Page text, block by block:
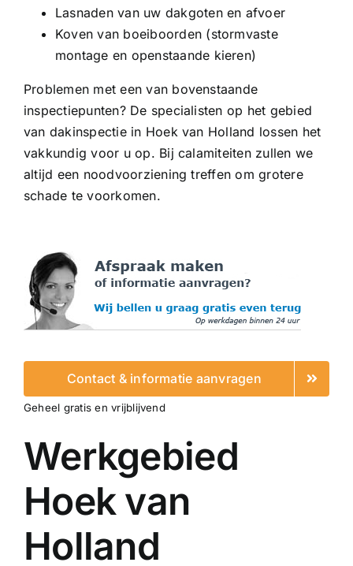
Lasnaden van uw dakgoten en afvoer
Koven van boeiboorden (stormvaste
montage en openstaande kieren)
Problemen met een van bovenstaande
inspectiepunten? De specialisten op het gebied
van dakinspectie in Hoek van Holland lossen het
vakkundig voor u op. Bij calamiteiten zullen we
altijd een noodvoorziening treffen om grotere
schade te voorkomen.
Contact & informatie aanvragen
Geheel gratis en vrijblijvend
Werkgebied
Hoek van
Holland